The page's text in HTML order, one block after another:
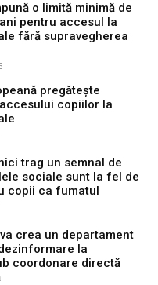
o limită minimă de
pentru accesul la
fără supravegherea
pregătește
copiilor la
trag un semnal de
sociale sunt la fel de
copii ca fumatul
crea un departament
la
coordonare directă